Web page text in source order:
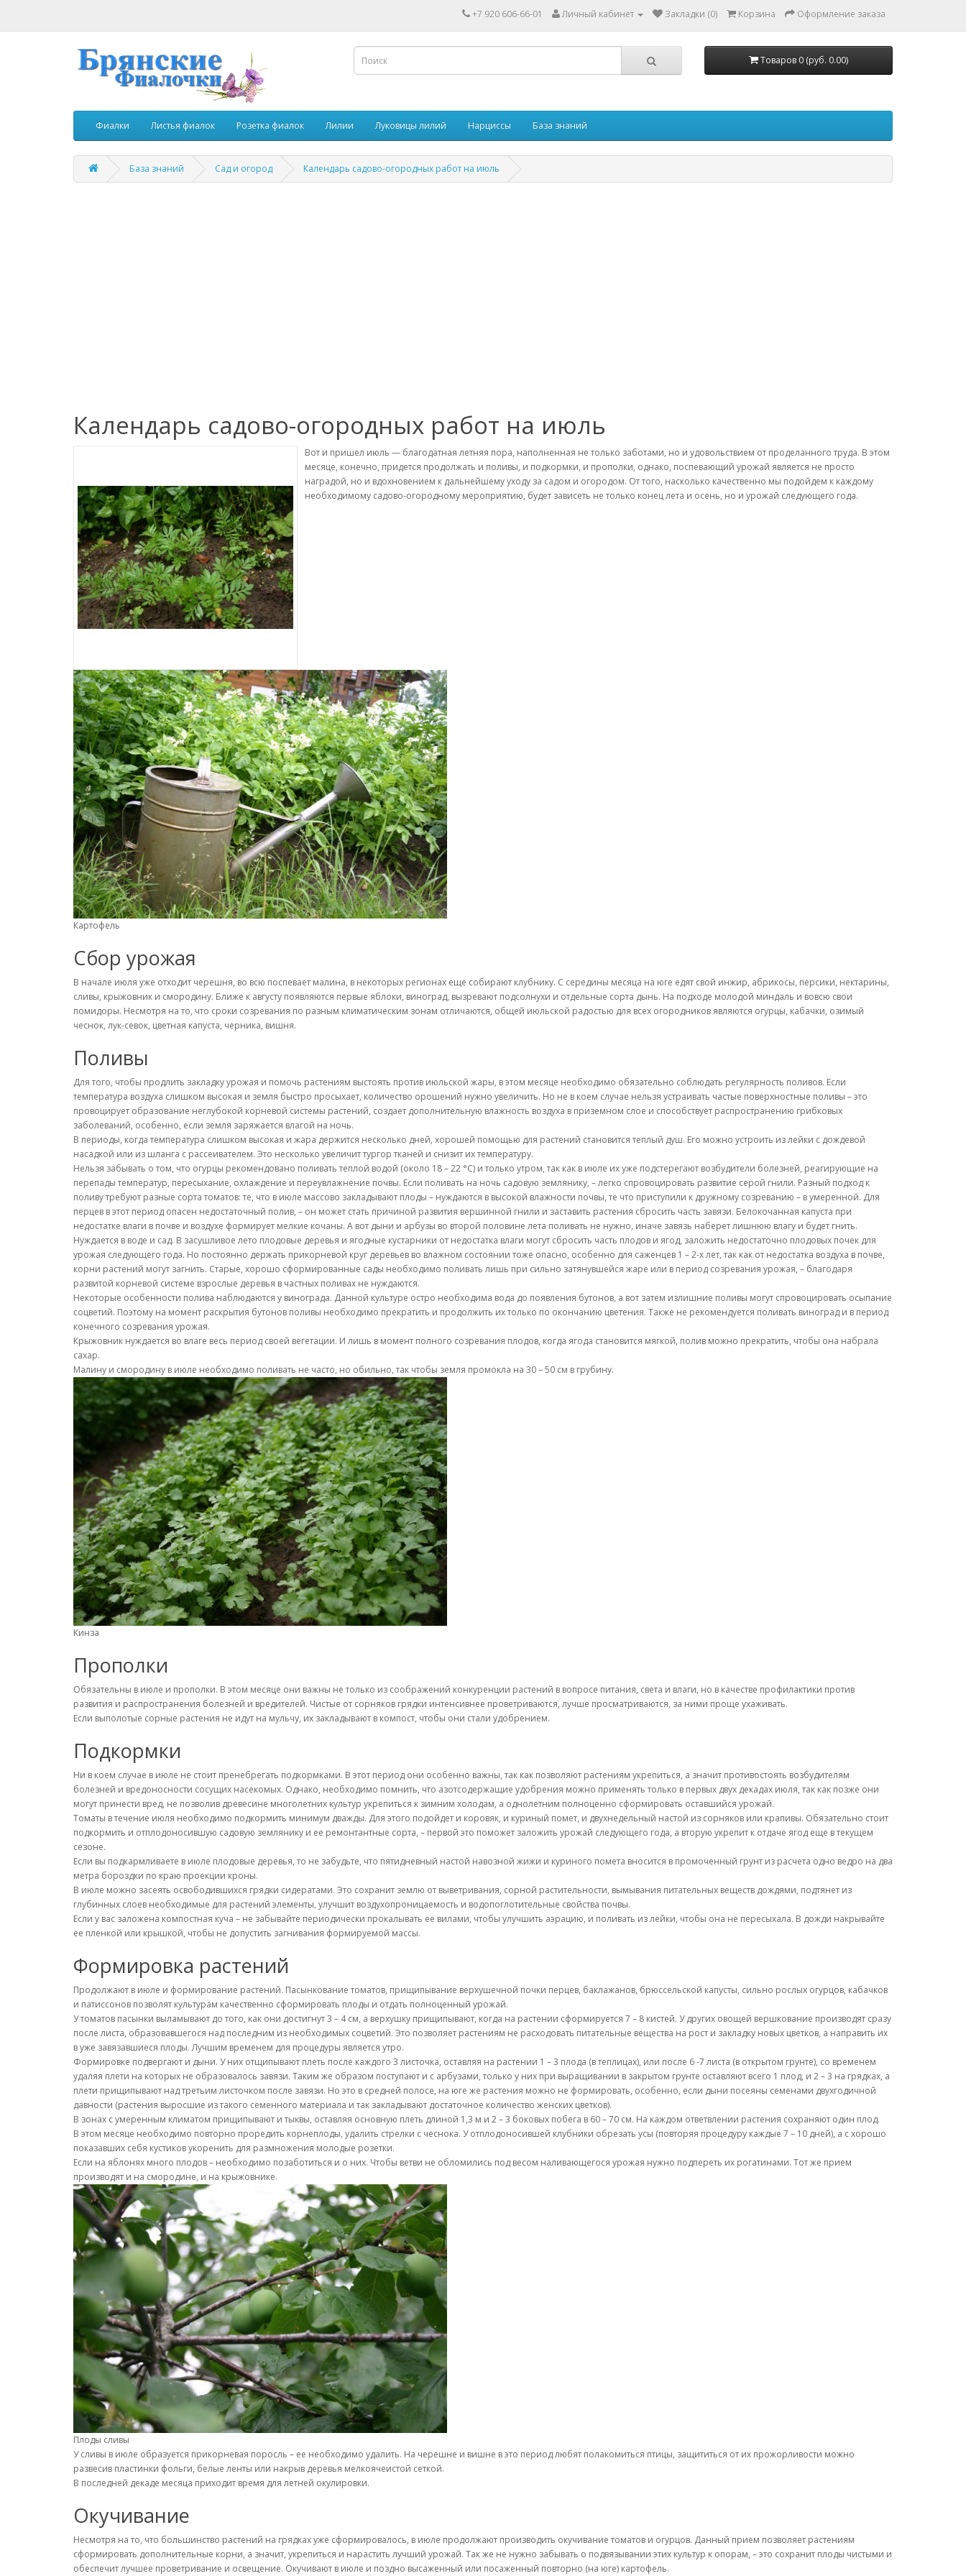
+7 920 606-66-01 Личный кабинет Закладки (0) Корзина Оформление заказа
Товаров 0 (руб. 0.00)
Фиалки Листья фиалок Розетка фиалок Лилии Луковицы лилий Нарциссы База знаний
База знаний Сад и огород Календарь садово-огородных работ на июль
Календарь садово-огородных работ на июль
Вот и пришел июль — благодатная летняя пора, наполненная не только заботами, но и удовольствием от проделанного труда. В этом
месяце, конечно, придется продолжать и поливы, и подкормки, и прополки, однако, поспевающий урожай является не просто
наградой, но и вдохновением к дальнейшему уходу за садом и огородом. От того, насколько качественно мы подойдем к каждому
необходимому садово-огородному мероприятию, будет зависеть не только конец лета и осень, но и урожай следующего года.
Картофель
Сбор урожая
В начале июля уже отходит черешня, во всю поспевает малина, в некоторых регионах еще собирают клубнику. С середины месяца на юге едят свой инжир, абрикосы, персики, нектарины,
сливы, крыжовник и смородину. Ближе к августу появляются первые яблоки, виноград, вызревают подсолнухи и отдельные сорта дынь. На подходе молодой миндаль и вовсю свои
помидоры. Несмотря на то, что сроки созревания по разным климатическим зонам отличаются, общей июльской радостью для всех огородников являются огурцы, кабачки, озимый
чеснок, лук-севок, цветная капуста, черника, вишня.
Поливы
Для того, чтобы продлить закладку урожая и помочь растениям выстоять против июльской жары, в этом месяце необходимо обязательно соблюдать регулярность поливов. Если
температура воздуха слишком высокая и земля быстро просыхает, количество орошений нужно увеличить. Но не в коем случае нельзя устраивать частые поверхностные поливы – это
провоцирует образование неглубокой корневой системы растений, создает дополнительную влажность воздуха в приземном слое и способствует распространению грибковых
заболеваний, особенно, если земля заряжается влагой на ночь.
В периоды, когда температура слишком высокая и жара держится несколько дней, хорошей помощью для растений становится теплый душ. Его можно устроить из лейки с дождевой
насадкой или из шланга с рассеивателем. Это несколько увеличит тургор тканей и снизит их температуру.
Нельзя забывать о том, что огурцы рекомендовано поливать теплой водой (около 18 – 22 °C) и только утром, так как в июле их уже подстерегают возбудители болезней, реагирующие на
перепады температур, пересыхание, охлаждение и переувлажнение почвы. Если поливать на ночь садовую землянику, – легко спровоцировать развитие серой гнили. Разный подход к
поливу требуют разные сорта томатов: те, что в июле массово закладывают плоды – нуждаются в высокой влажности почвы, те что приступили к дружному созреванию – в умеренной. Для
перцев в этот период опасен недостаточный полив, – он может стать причиной развития вершинной гнили и заставить растения сбросить часть завязи. Белокочанная капуста при
недостатке влаги в почве и воздухе формирует мелкие кочаны. А вот дыни и арбузы во второй половине лета поливать не нужно, иначе завязь наберет лишнюю влагу и будет гнить.
Нуждается в воде и сад. В засушливое лето плодовые деревья и ягодные кустарники от недостатка влаги могут сбросить часть плодов и ягод, заложить недостаточно плодовых почек для
урожая следующего года. Но постоянно держать прикорневой круг деревьев во влажном состоянии тоже опасно, особенно для саженцев 1 – 2-х лет, так как от недостатка воздуха в почве,
корни растений могут загнить. Старые, хорошо сформированные сады необходимо поливать лишь при сильно затянувшейся жаре или в период созревания урожая, – благодаря
развитой корневой системе взрослые деревья в частных поливах не нуждаются.
Некоторые особенности полива наблюдаются у винограда. Данной культуре остро необходима вода до появления бутонов, а вот затем излишние поливы могут спровоцировать осыпание
соцветий. Поэтому на момент раскрытия бутонов поливы необходимо прекратить и продолжить их только по окончанию цветения. Также не рекомендуется поливать виноград и в период
конечного созревания урожая.
Крыжовник нуждается во влаге весь период своей вегетации. И лишь в момент полного созревания плодов, когда ягода становится мягкой, полив можно прекратить, чтобы она набрала
сахар.
Малину и смородину в июле необходимо поливать не часто, но обильно, так чтобы земля промокла на 30 – 50 см в грубину.
Кинза
Прополки
Обязательны в июле и прополки. В этом месяце они важны не только из соображений конкуренции растений в вопросе питания, света и влаги, но в качестве профилактики против
развития и распространения болезней и вредителей. Чистые от сорняков грядки интенсивнее проветриваются, лучше просматриваются, за ними проще ухаживать.
Если выполотые сорные растения не идут на мульчу, их закладывают в компост, чтобы они стали удобрением.
Подкормки
Ни в коем случае в июле не стоит пренебрегать подкормками. В этот период они особенно важны, так как позволяют растениям укрепиться, а значит противостоять возбудителям
болезней и вредоносности сосущих насекомых. Однако, необходимо помнить, что азотсодержащие удобрения можно применять только в первых двух декадах июля, так как позже они
могут принести вред, не позволив древесине многолетних культур укрепиться к зимним холодам, а однолетним полноценно сформировать оставшийся урожай.
Томаты в течение июля необходимо подкормить минимум дважды. Для этого подойдет и коровяк, и куриный помет, и двухнедельный настой из сорняков или крапивы. Обязательно стоит
подкормить и отплодоносившую садовую землянику и ее ремонтантные сорта, – первой это поможет заложить урожай следующего года, а вторую укрепит к отдаче ягод еще в текущем
сезоне.
Если вы подкармливаете в июле плодовые деревья, то не забудьте, что пятидневный настой навозной жижи и куриного помета вносится в промоченный грунт из расчета одно ведро на два
метра бороздки по краю проекции кроны.
В июле можно засеять освободившихся грядки сидератами. Это сохранит землю от выветривания, сорной растительности, вымывания питательных веществ дождями, подтянет из
глубинных слоев необходимые для растений элементы, улучшит воздухопроницаемость и водопоглотительные свойства почвы.
Если у вас заложена компостная куча – не забывайте периодически прокалывать ее вилами, чтобы улучшить аэрацию, и поливать из лейки, чтобы она не пересыхала. В дожди накрывайте
ее пленкой или крышкой, чтобы не допустить загнивания формируемой массы.
Формировка растений
Продолжают в июле и формирование растений. Пасынкование томатов, прищипывание верхушечной почки перцев, баклажанов, брюссельской капусты, сильно рослых огурцов, кабачков
и патиссонов позволят культурам качественно сформировать плоды и отдать полноценный урожай.
У томатов пасынки выламывают до того, как они достигнут 3 – 4 см, а верхушку прищипывают, когда на растении сформируется 7 – 8 кистей. У других овощей вершкование производят сразу
после листа, образовавшегося над последним из необходимых соцветий. Это позволяет растениям не расходовать питательные вещества на рост и закладку новых цветков, а направить их
в уже завязавшиеся плоды. Лучшим временем для процедуры является утро.
Формировке подвергают и дыни. У них отщипывают плеть после каждого 3 листочка, оставляя на растении 1 – 3 плода (в теплицах), или после 6 -7 листа (в открытом грунте), со временем
удаляя плети на которых не образовалось завязи. Таким же образом поступают и с арбузами, только у них при выращивании в закрытом грунте оставляют всего 1 плод, и 2 – 3 на грядках, а
плети прищипывают над третьим листочком после завязи. Но это в средней полосе, на юге же растения можно не формировать, особенно, если дыни посеяны семенами двухгодичной
давности (растения выросшие из такого семенного материала и так закладывают достаточное количество женских цветков).
В зонах с умеренным климатом прищипывают и тыквы, оставляя основную плеть длиной 1,3 м и 2 – 3 боковых побега в 60 – 70 см. На каждом ответвлении растения сохраняют один плод.
В этом месяце необходимо повторно проредить корнеплоды, удалить стрелки с чеснока. У отплодоносившей клубники обрезать усы (повторяя процедуру каждые 7 – 10 дней), а с хорошо
показавших себя кустиков укоренить для размножения молодые розетки.
Если на яблонях много плодов – необходимо позаботиться и о них. Чтобы ветви не обломились под весом наливающегося урожая нужно подпереть их рогатинами. Тот же прием
производят и на смородине, и на крыжовнике.
Плоды сливы
У сливы в июле образуется прикорневая поросль – ее необходимо удалить. На черешне и вишне в это период любят полакомиться птицы, защититься от их прожорливости можно
развесив пластинки фольги, белые ленты или накрыв деревья мелкоячеистой сеткой.
В последней декаде месяца приходит время для летней окулировки.
Окучивание
Несмотря на то, что большинство растений на грядках уже сформировалось, в июле продолжают производить окучивание томатов и огурцов. Данный прием позволяет растениям
сформировать дополнительные корни, а значит, укрепиться и нарастить лучший урожай. Так же не нужно забывать о подвязывании этих культур к опорам, – это сохранит плоды чистыми и
обеспечит лучшее проветривание и освещение. Окучивают в июле и поздно высаженный или посаженный повторно (на юге) картофель.